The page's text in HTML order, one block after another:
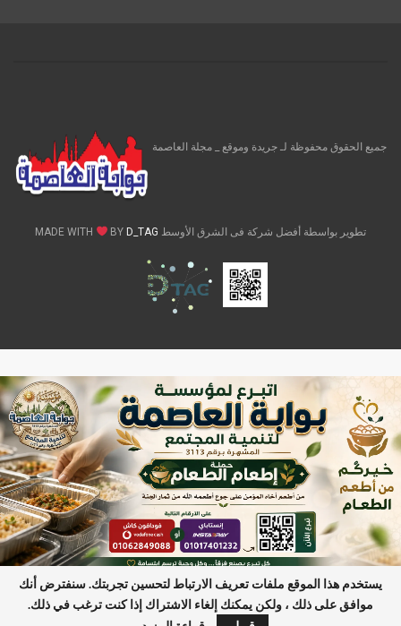
جميع الحقوق محفوظة لـ جريدة وموقع _ مجلة العاصمة
تطوير بواسطة أفضل شركة فى الشرق الأوسط MADE WITH BY D_TAG
يستخدم هذا الموقع ملفات تعريف الارتباط لتحسين تجربتك. سنفترض أنك
موافق على ذلك ، ولكن يمكنك إلغاء الاشتراك إذا كنت ترغب في ذلك.